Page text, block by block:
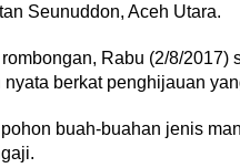
Seunuddon, Aceh Utara.
Rabu (2/8/
nyata berkat penghijauan
buah-buahan jenis